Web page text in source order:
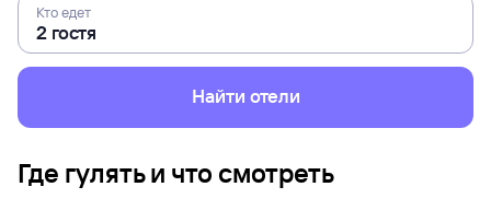
Кто едет
Найти отели
Где гулять и что смотреть